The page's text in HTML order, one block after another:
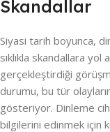
Skandallar
Siyasi tarih boyunca,
sıklıkla skandallara yol
gerçekleştirdiği
durumu, bu tür
gösteriyor. Dinleme
bilgilerini edinmek için